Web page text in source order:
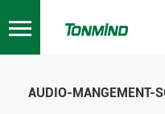
AUDIO-MANGEMENT-